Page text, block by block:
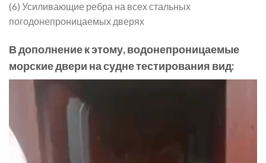
(6) Усиливающие ребра на всех стальных
погодонепроницаемых дверях
В дополнение к этому, водонепроницаемые
морские двери на судне тестирования вид: